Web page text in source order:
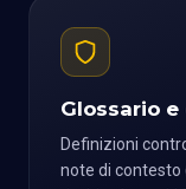
Glossario
Definizioni
note di contesto